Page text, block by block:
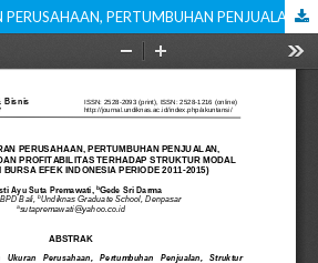
PENGARUH UKURAN PERUSAHAAN, PERTUMBUHAN PENJUALAN, STRUKTUR AKTIVA, DAN PROFITABILITAS TERHADAP STRUKTUR MODAL (PENELITIAN DI BURSA EFEK INDONESIA PERIODE 2011-2015)